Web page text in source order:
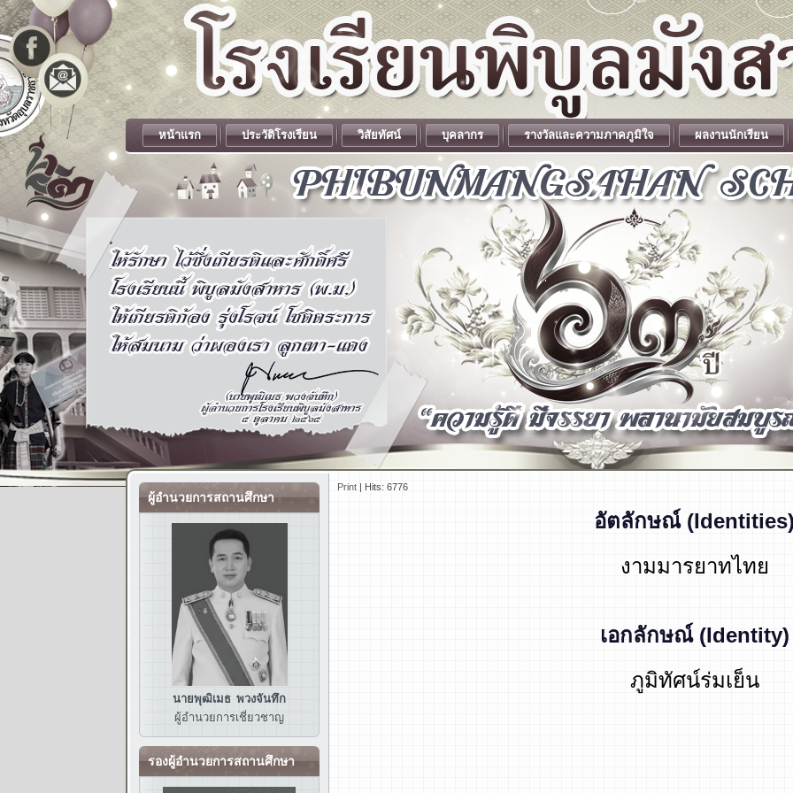
.
.
หน้าแรก ประวัติโรงเรียน วิสัยทัศน์ บุคลากร รางวัลและความภาคภูมิใจ ผลงานนักเรียน
ผู้อำนวยการสถานศึกษา
นายพุฒิเมธ พวงจันทึก
ผู้อำนวยการเชี่ยวชาญ
รองผู้อำนวยการสถานศึกษา
Print | Hits: 6776
อัตลักษณ์
งามมารยาทไทย
เอกลักษณ์(Identity)
ภูมิทัศน์ร่มเย็น